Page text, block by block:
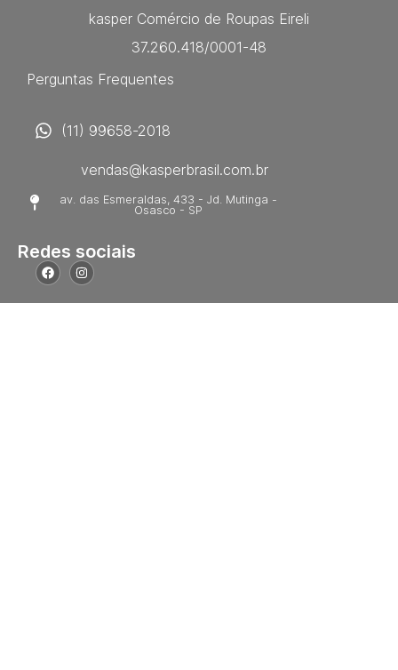
kasper Comércio de Roupas Eireli
37.260.418/0001-48
Perguntas Frequentes
(11) 99658-2018
vendas@kasperbrasil.com.br
av. das Esmeraldas, 433 - Jd. Mutinga -
Osasco - SP
Redes sociais